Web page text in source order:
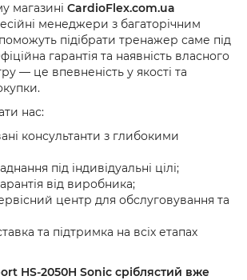
магазині CardioFlex.com.ua
менеджери з багаторічним
підібрати тренажер саме під
гарантія та наявність власного
— це впевненість у якості та
нас:
консультанти з глибокими
під індивідуальні цілі;
від виробника;
центр для обслуговування та
та підтримка на всіх етапах
HS-2050H Sonic сріблястий вже